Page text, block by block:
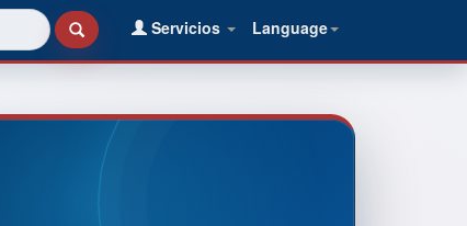
Language
Servicios